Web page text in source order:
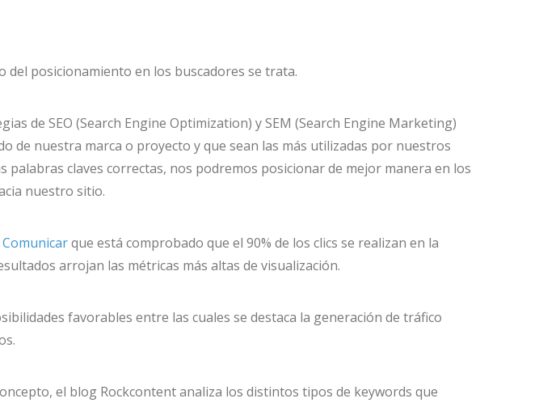
posicionamiento en los buscadores se trata.
de SEO (Search Engine Optimization) y SEM (Search Engine Marketing)
de nuestra marca o proyecto y que sean las más utilizadas por nuestros
claves correctas, nos podremos posicionar de mejor manera en los
nuestro sitio.
que está comprobado que el 90% de los clics se realizan en la
arrojan las métricas más altas de visualización.
favorables entre las cuales se destaca la generación de tráfico
el blog Rockcontent analiza los distintos tipos de keywords que